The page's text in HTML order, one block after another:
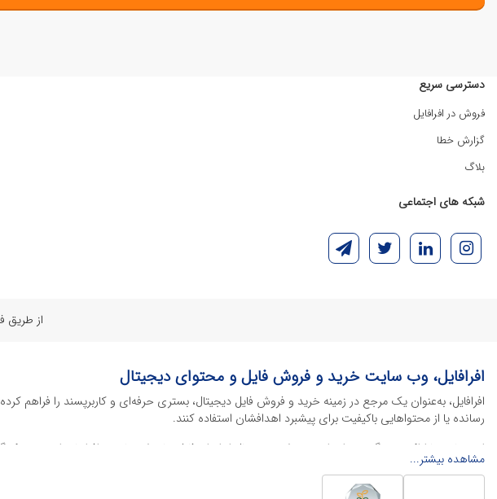
دسترسی سریع
فروش در افرافایل
گزارش خطا
بلاگ
شبکه های اجتماعی
از طریق
افرافایل، وب سایت خرید و فروش فایل و محتوای دیجیتال
افرافایل، به‌عنوان یک مرجع در زمینه خرید و فروش فایل دیجیتال، بستری حرفه‌ای و کاربرپسند را
رسانده یا از محتواهایی باکیفیت برای پیشبرد اهدافشان استفاده کنند.
این سایت با ارائه تنوع گسترده‌ای از محصولات دیجیتال از انواع فایل های لایه باز نرم افراهای ادیت ویدئو
خود را کاهش داده و به سرعت پروژه‌های خود را تکمیل کنند. در ادامه، به معرفی گوشه‌ای از محصولات
مشاهده بیشتر...